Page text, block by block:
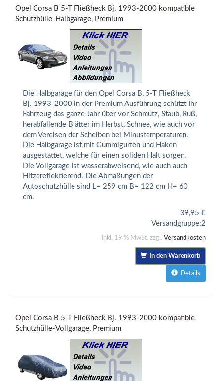
Opel Corsa B 5-T Fließheck Bj. 1993-2000 kompatible
Schutzhülle-Halbgarage, Premium
Die Halbgarage für den Opel Corsa B, 5-T Fließheck
Bj. 1993-2000 in der Premium Ausführung schützt Ihr
Fahrzeug das ganze Jahr über vor Schmutz, Staub, Ruß,
herabfallende Blätter im Herbst, Schnee, wie auch vor
dem Vereisen der Scheiben bei Minustemperaturen.
Die Halbgarage ist mit Gummigurten und Haken
ausgestattet, welche für einen soliden Halt sorgen.
Die Vollgarage ist wasserabweisend, wie auch auch
Hitzereflektierend. Die Abmaßungen der
Autoschutzhülle sind L= 259 cm B= 122 cm H= 60
cm.
39,95 €
Versandgruppe:2
inkl. 19 % MwSt. zzgl. Versandkosten
In den Warenkorb
Details
Opel Corsa B 5-T Fließheck Bj. 1993-2000 kompatible
Schutzhülle-Vollgarage, Premium